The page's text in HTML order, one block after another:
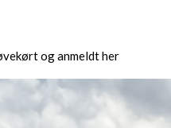
og anmeldt her